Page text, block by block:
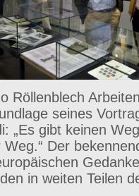
Röllenblech
seines
„Es gibt keinen
Der
in weiten Teilen